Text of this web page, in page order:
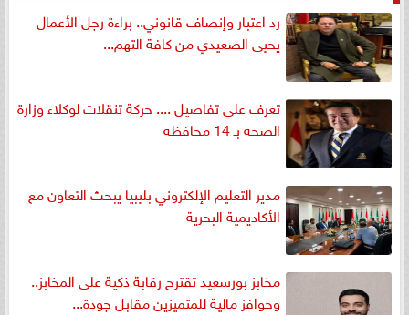
رد اعتبار وإنصاف قانوني.. براءة رجل الأعمال
يحيى الصعيدي من كافة التهم...
تعرف على تفاصيل .... حركة تنقلات لوكلاء وزارة
الصحه بـ 14 محافظه
مدير التعليم الإلكتروني بليبيا يبحث التعاون مع
الأكاديمية البحرية
مخابز بورسعيد تقترح رقابة ذكية على المخابز..
وحوافز مالية للمتميزين مقابل جودة...